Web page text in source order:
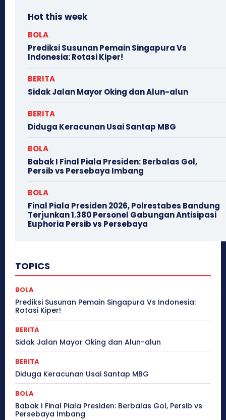
Hot this week
BOLA
Prediksi Susunan Pemain Singapura Vs
Indonesia: Rotasi Kiper!
BERITA
Sidak Jalan Mayor Oking dan Alun-alun
BERITA
Diduga Keracunan Usai Santap MBG
BOLA
Babak I Final Piala Presiden: Berbalas Gol,
Persib vs Persebaya Imbang
BOLA
Final Piala Presiden 2026, Polrestabes Bandung
Terjunkan 1.380 Personel Gabungan Antisipasi
Euphoria Persib vs Persebaya
TOPICS
BOLA
Prediksi Susunan Pemain Singapura Vs Indonesia:
Rotasi Kiper!
BERITA
Sidak Jalan Mayor Oking dan Alun-alun
BERITA
Diduga Keracunan Usai Santap MBG
BOLA
Babak I Final Piala Presiden: Berbalas Gol, Persib vs
Persebaya Imbang